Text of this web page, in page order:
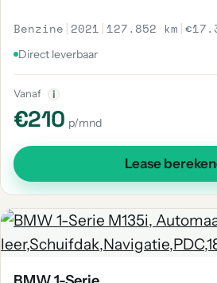
Benzine | 2021 | 127.852 km |
Direct leverbaar
Vanaf i
€210 p/mnd
Lease